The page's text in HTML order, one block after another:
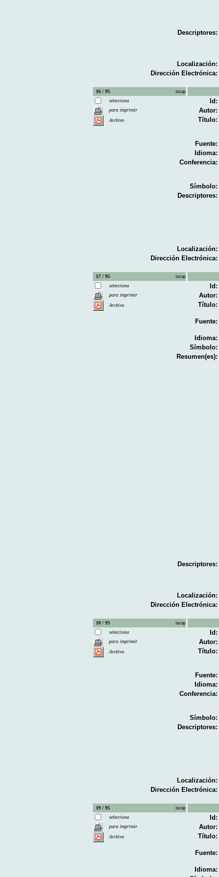
Descriptores:
Localización:
Dirección Electrónica:
16 / 95
incap
selecciona
para imprimir
Archivo
Id:
Autor:
Título:
Fuente:
Idioma:
Conferencia:
Símbolo:
Descriptores:
Localización:
Dirección Electrónica:
17 / 95
incap
selecciona
para imprimir
Archivo
Id:
Autor:
Título:
Fuente:
Idioma:
Símbolo:
Resumen(es):
Descriptores:
Localización:
Dirección Electrónica:
18 / 95
incap
selecciona
para imprimir
Archivo
Id:
Autor:
Título:
Fuente:
Idioma:
Conferencia:
Símbolo:
Descriptores:
Localización:
Dirección Electrónica:
19 / 95
incap
selecciona
para imprimir
Archivo
Id:
Autor:
Título:
Fuente:
Idioma: